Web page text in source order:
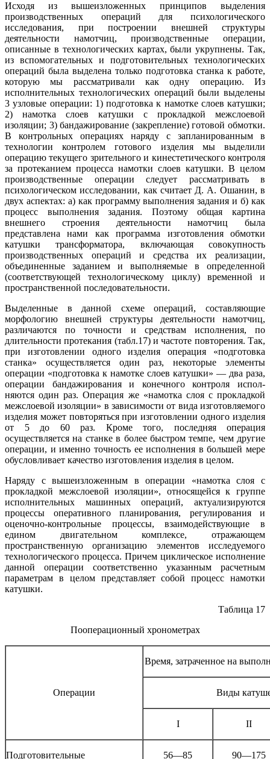
Исходя из вышеизложенных принципов выделения
производственных операций для психологического
исследования, при построении внешней структуры
деятельности намотчиц, производственные операции,
описанные в технологических картах, были укрупне­ны. Так,
из вспомогательных и подготовительных тех­нологических
операций была выделена только подго­товка станка к работе,
которую мы рассматривали как одну операцию. Из
исполнительных технологи­ческих операций были выделены
3 узловые операции: 1) подготовка к намотке слоев катушки;
2) намотка слоев катушки с прокладкой межслоевой
изоляции; 3) бандажирование (закрепление) готовой обмотки.
В контрольных операциях наряду с запланирован­ным в
технологии контролем готового изделия мы выделили
операцию текущего зрительного и кинесте­тического контроля
за протеканием процесса намотки слоев катушки. В целом
производственные операции следует рассматривать в
психологическом исследовании, как считает Д. А. Ошанин, в
двух аспектах: а) как программу выполнения зада­ния и б) как
процесс выполнения задания. Поэтому общая картина
внешнего строения деятельности на­мотчиц была
представлена нами как программа из­готовления обмотки
катушки трансформатора, вклю­чающая совокупность
производственных операций и средства их реализации,
объединенные заданием и выполняемые в определенной
(соответствующей тех­нологическому циклу) временной и
пространственной последовательности.
Выделенные в данной схеме операций, составляю­щие
морфологию внешней структуры деятельности намотчиц,
различаются по точности и средствам ис­полнения, по
длительности протекания (табл.17) и частоте повторения. Так,
при изготовлении одного изделия операция «подготовка
станка» осуществля­ется один раз, некоторые элементы
операции «подго­товка к намотке слоев катушки» — два раза,
опе­рации бандажирования и конечного контроля испол­
няются один раз. Операция же «намотка слоя с про­кладкой
межслоевой изоляции» в зависимости от ви­да изготовляемого
изделия может повторяться при изготовлении одного изделия
от 5 до 60 раз. Кроме того, последняя операция
осуществляется на станке в более быстром темпе, чем другие
операции, и имен­но точность ее исполнения в большей мере
обуслов­ливает качество изготовления изделия в целом.
Наряду с вышеизложенным в операции «намотка слоя с
прокладкой межслоевой изоляции», относя­щейся к группе
исполнительных машинных операций, актуализируются
процессы оперативного планирова­ния, регулирования и
оценочно-контрольные процессы, взаимодействующие в
едином двигательном ком­плексе, отражающем
пространственную организацию элементов исследуемого
технологического процесса. Причем циклическое исполнение
данной операции со­ответственно указанным расчетным
параметрам в целом представляет собой процесс намотки
катушки.
Таблица 17
Пооперационный хронометрах
Операции
Время, затраченное на
Виды
I II
Подготовительные 56—85 90—175